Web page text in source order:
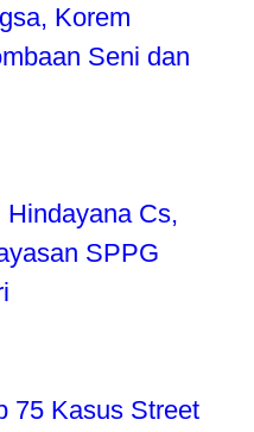
Korem
Seni dan
Hindayana Cs,
SPPG
75 Kasus Street